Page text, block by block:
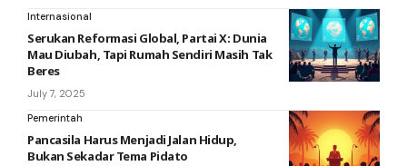
Internasional
Serukan Reformasi Global, Partai X: Dunia
Mau Diubah, Tapi Rumah Sendiri Masih Tak
Beres
July 7, 2025
Pemerintah
Pancasila Harus Menjadi Jalan Hidup,
Bukan Sekadar Tema Pidato